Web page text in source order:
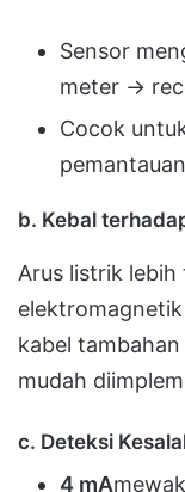
Sensor
meter →
Cocok
b. Kebal
Arus listrik
kabel
mudah
c. Deteksi
4 mA